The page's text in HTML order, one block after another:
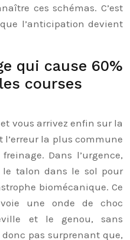
ces schémas. C’est
l’anticipation devient
qui cause 60%
courses
vous arrivez enfin sur la
l’erreur la plus commune
Dans l’urgence,
le talon dans le sol pour
biomécanique. Ce
une onde de choc
et le genou, sans
pas surprenant que,